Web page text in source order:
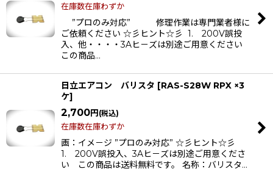
並び順:
絞り込む
在庫数在庫わずか
”プロのみ対応” 修理作業は専門業者様に
ご依頼ください ☆彡ヒント☆彡 1. 200V誤投
入、他・・・・3Aヒ－ズは別途ご用意ください
この商品…
日立エアコン バリスタ [RAS-S28W RPX ×3
ケ]
2,700円 (税込)
在庫数在庫わずか
画：イメ－ジ ”プロのみ対応” ☆彡ヒント☆彡
1. 200V誤投入、3Aヒ－ズは別途ご用意くださ
い この商品は送料無料です。 名称：バリスタ…